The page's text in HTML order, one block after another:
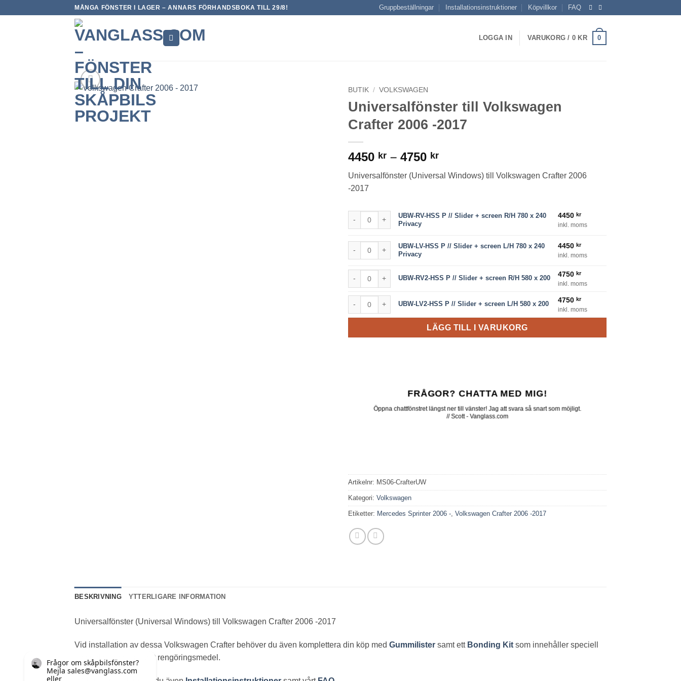
MÅNGA FÖNSTER I LAGER – ANNARS FÖRHANDSBOKA TILL 29/8! Gruppbeställningar Installationsinstruktioner Köpvillkor FAQ
LOGGA IN VARUKORG / 0 KR 0
BUTIK / VOLKSWAGEN
Universalfönster till Volkswagen
Crafter 2006 -2017
4450 kr – 4750 krPrisintervall:
till
Universalfönster (Universal Windows) till Volkswagen Crafter 2006
-2017
UBW-RV-HSS P // Slider + screen R/H 780 x 240 Privacy mängd
UBW-RV-HSS P // Slider + screen R/H 780 x 240
Privacy
4450kr
inkl. moms
UBW-LV-HSS P // Slider + screen L/H 780 x 240 Privacy mängd
UBW-LV-HSS P // Slider + screen L/H 780 x 240
Privacy
4450kr
inkl. moms
UBW-RV2-HSS P // Slider + screen R/H 580 x 200 mängd
UBW-RV2-HSS P // Slider + screen R/H 580 x 200 4750kr
inkl. moms
UBW-LV2-HSS P // Slider + screen L/H 580 x 200 mängd
UBW-LV2-HSS P // Slider + screen L/H 580 x 200 4750kr
inkl. moms
LÄGG TILL I VARUKORG
FRÅGOR? CHATTA MED MIG!
Öppna chattfönstret längst ner till vänster! Jag att svara så snart som möjligt.
// Scott - Vanglass.com
Artikelnr: MS06-CrafterUW
Kategori: Volkswagen
Etiketter: Mercedes Sprinter 2006 -, Volkswagen Crafter 2006 -2017
BESKRIVNING YTTERLIGARE INFORMATION
Universalfönster (Universal Windows) till Volkswagen Crafter 2006 -2017
Vid installation av dessa Volkswagen Crafter behöver du även komplettera din köp med Gummilister samt ett Bonding Kit som innehåller speciell
fönsterlim, primer samt rengöringsmedel.